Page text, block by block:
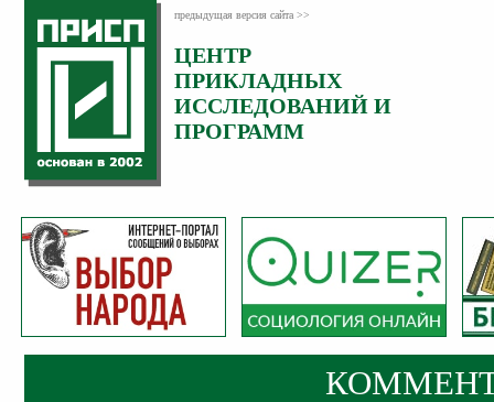
предыдущая версия сайта >>
ЦЕНТР
ПРИКЛАДНЫХ
ИССЛЕДОВАНИЙ И
ПРОГРАММ
Категория:
Комментарии